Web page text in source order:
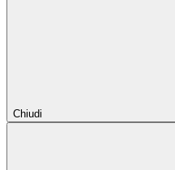
Chiudi